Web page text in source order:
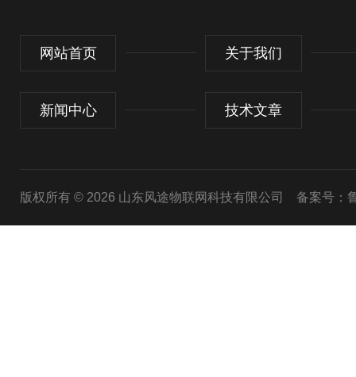
网站首页 关于我们
新闻中心 技术文章
版权所有 © 2026 山东风途物联网科技有限公司 备案号：